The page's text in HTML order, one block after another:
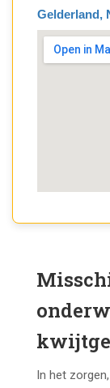
Gelderland,
In het